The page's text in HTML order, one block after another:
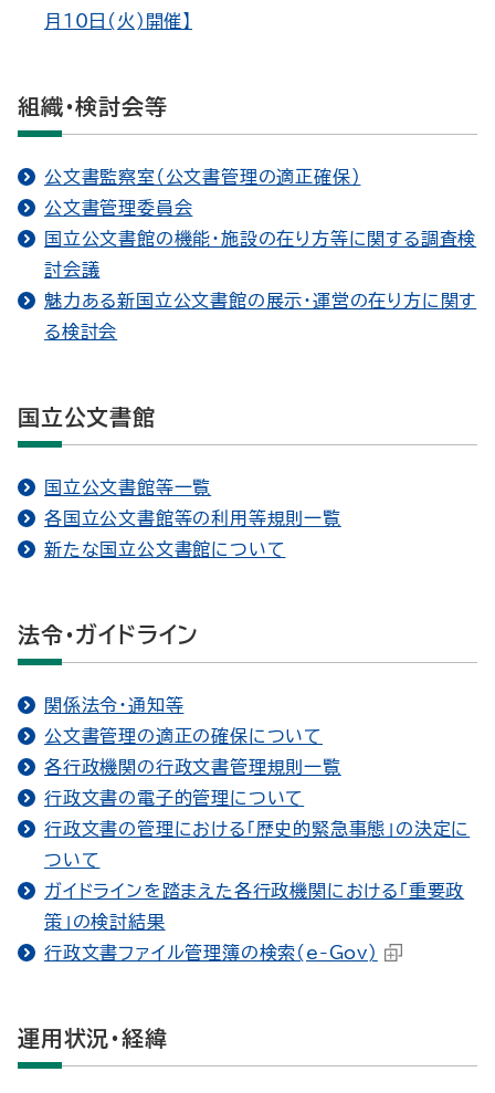
月10日(火)開催】
組織・検討会等
公文書監察室（公文書管理の適正確保）
公文書管理委員会
国立公文書館の機能・施設の在り方等に関する調査検
討会議
魅力ある新国立公文書館の展示・運営の在り方に関す
る検討会
国立公文書館
国立公文書館等一覧
各国立公文書館等の利用等規則一覧
新たな国立公文書館について
法令・ガイドライン
関係法令・通知等
公文書管理の適正の確保について
各行政機関の行政文書管理規則一覧
行政文書の電子的管理について
行政文書の管理における「歴史的緊急事態」の決定に
ついて
ガイドラインを踏まえた各行政機関における「重要政
策」の検討結果
行政文書ファイル管理簿の検索(e-Gov)
運用状況・経緯